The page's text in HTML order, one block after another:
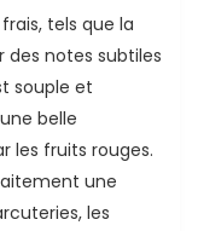
tels que la
des notes subtiles
souple et
belle
les fruits rouges.
une
les